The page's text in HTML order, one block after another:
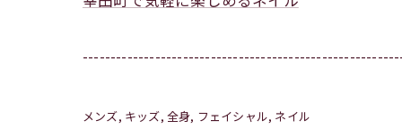
メンズ キッズ 全身 フェイシャル ネイル